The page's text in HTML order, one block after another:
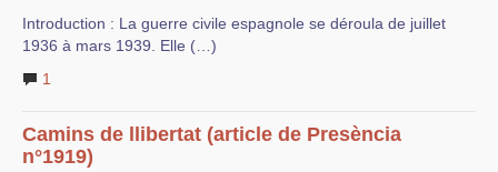
Introduction : La guerre civile espagnole se déroula de juillet
1936 à mars 1939. Elle (…)
1
Camins de llibertat (article de Presència
n°1919)